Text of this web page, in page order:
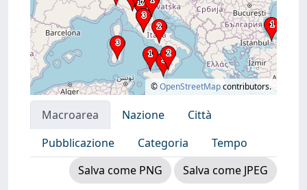
©OpenStreetMapcontributors.
Macroarea Nazione
Città
Pubblicazione
Categoria
Tempo
Salva come PNG
Salva come JPEG